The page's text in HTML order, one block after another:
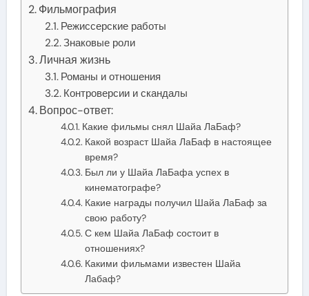
Фильмография
Режиссерские работы
Знаковые роли
Личная жизнь
Романы и отношения
Контроверсии и скандалы
Вопрос-ответ:
Какие фильмы снял Шайа ЛаБаф?
Какой возраст Шайа ЛаБаф в настоящее
время?
Был ли у Шайа ЛаБафа успех в
кинематографе?
Какие награды получил Шайа ЛаБаф за
свою работу?
С кем Шайа ЛаБаф состоит в
отношениях?
Какими фильмами известен Шайа
Лабаф?